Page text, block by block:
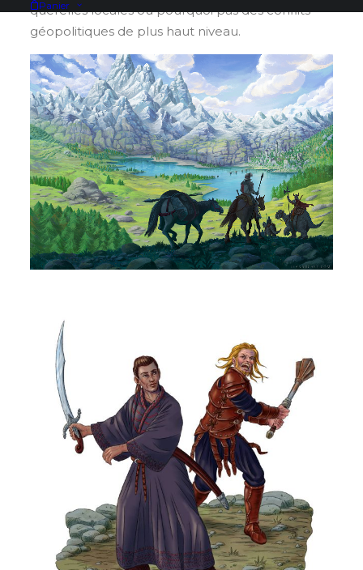
Panier
querelles locales ou pourquoi pas des conflits
géopolitiques de plus haut niveau.